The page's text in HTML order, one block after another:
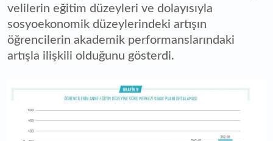
velilerin eğitim düzeyleri ve dolayısıyla
sosyoekonomik düzeylerindeki artışın
öğrencilerin akademik performanslarındaki
artışla ilişkili olduğunu gösterdi.